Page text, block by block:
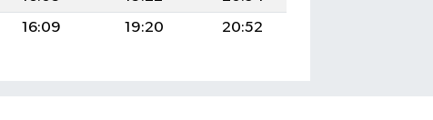
16:09 19:20 20:52